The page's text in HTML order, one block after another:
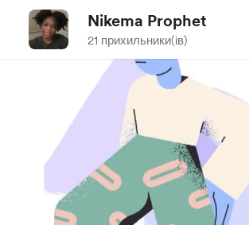
Nikema Prophet
21 прихильники(ів)